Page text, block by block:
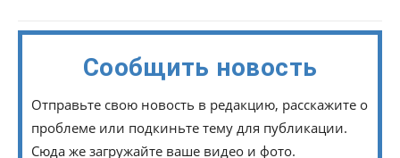
Сообщить новость
Отправьте свою новость в редакцию, расскажите о
проблеме или подкиньте тему для публикации.
Сюда же загружайте ваше видео и фото.